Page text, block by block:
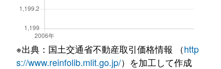
※出典：国土交通省不動産取引価格情報 （http
s://www.reinfolib.mlit.go.jp/）を加工して作成